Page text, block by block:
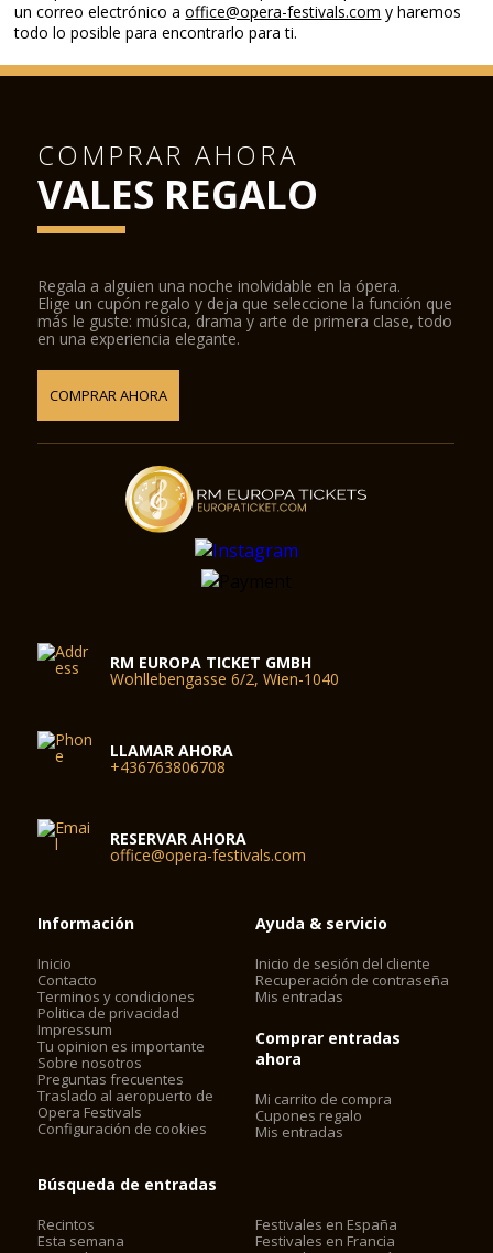
un correo electrónico aoffice@opera-festivals.com y haremos
todo lo posible para encontrarlo para ti.
COMPRAR AHORA
VALES REGALO
Regala a alguien una noche inolvidable en la ópera.
Elige un cupón regalo y deja que seleccione la función que
más le guste: música, drama y arte de primera clase, todo
en una experiencia elegante.
COMPRAR AHORA
RM EUROPA TICKET GMBH
Wohllebengasse 6/2, Wien-1040
LLAMAR AHORA
+436763806708
RESERVAR AHORA
office@opera-festivals.com
Información
Inicio
Contacto
Terminos y condiciones
Politica de privacidad
Impressum
Tu opinion es importante
Sobre nosotros
Preguntas frecuentes
Traslado al aeropuerto de
Opera Festivals
Configuración de cookies
Ayuda & servicio
Inicio de sesión del cliente
Recuperación de contraseña
Mis entradas
Comprar entradas
ahora
Mi carrito de compra
Cupones regalo
Mis entradas
Búsqueda de entradas
Recintos
Esta semana
Festivales en España
Festivales en Francia